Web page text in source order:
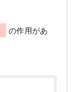
の作用があ